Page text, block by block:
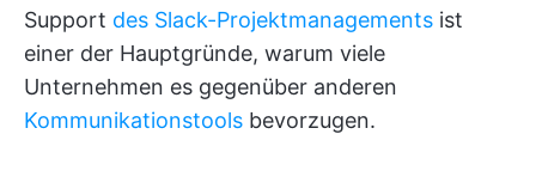
Support des Slack-Projektmanagements ist
einer der Hauptgründe, warum viele
Unternehmen es gegenüber anderen
Kommunikationstools bevorzugen.